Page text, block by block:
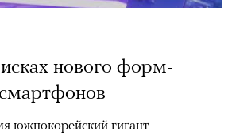
нового форм-
южнокорейский гигант